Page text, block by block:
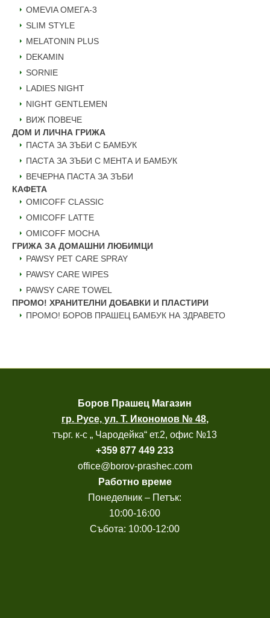
ОMEVIA ОМЕГА-3
SLIM STYLE
MELATONIN PLUS
DEKAMIN
SORNIE
LADIES NIGHT
NIGHT GENTLEMEN
ВИЖ ПОВЕЧЕ
ДОМ И ЛИЧНА ГРИЖА
ПАСТА ЗА ЗЪБИ С БАМБУК
ПАСТА ЗА ЗЪБИ С МЕНТА И БАМБУК
ВЕЧЕРНА ПАСТА ЗА ЗЪБИ
КАФЕТА
OMICOFF CLASSIC
OMICOFF LATTE
OMICOFF MOCHA
ГРИЖА ЗА ДОМАШНИ ЛЮБИМЦИ
PAWSY PET CARE SPRAY
PAWSY CARE WIPES
PAWSY CARE TOWEL
ПРОМО! ХРАНИТЕЛНИ ДОБАВКИ И ПЛАСТИРИ
ПРОМО! БОРОВ ПРАШЕЦ БАМБУК НА ЗДРАВЕТО
Боров Прашец Магазин
гр. Русе, ул. Т. Икономов № 48,
търг. к-с „ Чародейка“ ет.2, офис №13
+359 877 449 233
office@borov-prashec.com
Работно време
Понеделник – Петък:
10:00-16:00
Събота: 10:00-12:00